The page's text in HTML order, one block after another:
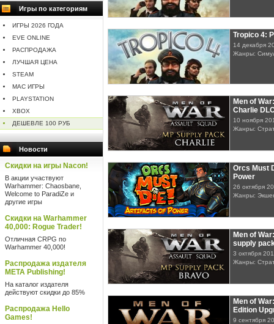
Игры по категориям
ИГРЫ 2026 ГОДА
EVE ONLINE
РАСПРОДАЖА
ЛУЧШАЯ ЦЕНА
STEAM
MAC ИГРЫ
PLAYSTATION
XBOX
ДЕШЕВЛЕ 100 РУБ
Новости
Скидки на игры Nacon!
В акции участвуют
Warhammer: Chaosbane,
Welcome to ParadiZe и
другие игры
Скидки на Warhammer
40,000: Rogue Trader!
Отличная CRPG по
Warhammer 40,000!
Распродажа издателя
META Publishing!
На каталог издателя
действуют скидки до 85%
Распродажа Hello
Games!
Tropico 4:
14 декабря
Жанры:
Men of
Charlie
10 ноября
Жанры:
Orcs Must
Power
26 октября
Жанры:
Men of
supply
3 октября
Жанры:
Men of
Edition
9 сентября